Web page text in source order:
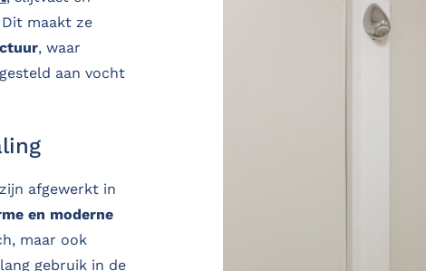
maakt ze
, waar
aan vocht
afgewerkt in
en moderne
maar ook
gebruik in de